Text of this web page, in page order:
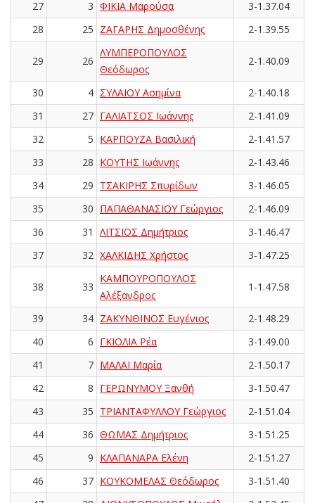
27
3 ΦΙΚΙΑ Μαρούσα
3-1.37.04
28
25 ΖΑΓΑΡΗΣ Δημοσθένης 2-1.39.55
29 26
ΛΥΜΠΕΡΟΠΟΥΛΟΣ
Θεόδωρος
2-1.40.09
30 4 ΣΥΛΑΙΟΥ Ασημίνα
2-1.40.18
31
27 ΓΑΛΙΑΤΣΟΣ Ιωάννης
2-1.41.09
32
5 ΚΑΡΠΟΥΖΑ Βασιλική
2-1.41.57
33
28 ΚΟΥΤΗΣ Ιωάννης
2-1.43.46
34
29 ΤΣΑΚΙΡΗΣ Σπυρίδων
3-1.46.05
35
30 ΠΑΠΑΘΑΝΑΣΙΟΥ Γεώργιος
2-1.46.09
36
31 ΛΙΤΣΙΟΣ Δημήτριος
3-1.46.47
37
32 ΧΑΛΚΙΔΗΣ Χρήστος 3-1.47.25
38 33
ΚΑΜΠΟΥΡΟΠΟΥΛΟΣ
Αλέξανδρος
1-1.47.58
39 34 ΖΑΚΥΝΘΙΝΟΣ Ευγένιος
2-1.48.29
40
6 ΓΚΙΟΛΙΑ Ρέα
3-1.49.00
41
7 ΜΑΛΑΪ Μαρία
2-1.50.17
42
8 ΓΕΡΩΝΥΜΟΥ Ξανθή
3-1.50.47
43
35 ΤΡΙΑΝΤΑΦΥΛΛΟΥ Γεώργιος
2-1.51.04
44
36 ΘΩΜΑΣ Δημήτριος
3-1.51.25
45
9 ΚΛΑΠΑΝΑΡΑ Ελένη
2-1.51.27
46
37 ΚΟΥΚΟΜΕΛΑΣ Θεόδωρος
3-1.51.40